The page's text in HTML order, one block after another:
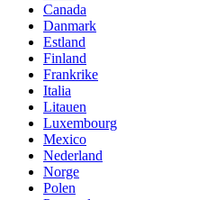
Canada
Danmark
Estland
Finland
Frankrike
Italia
Litauen
Luxembourg
Mexico
Nederland
Norge
Polen